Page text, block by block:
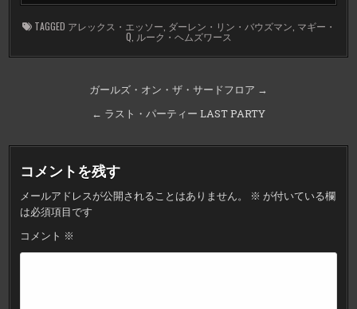
TAGGED アレックス・エッソー ダーレン・リン・バウズマン マギー・
Q ルーク・ヘムズワース
ビ
ゲ
ー
シ
ョ
ガールズ・オン・ザ・サードフロア →
← ラスト・パーティー LAST PARTY
コメントを残す
メールアドレスが公開されることはありません。 ※ が付いている欄
は必須項目です
コメント ※